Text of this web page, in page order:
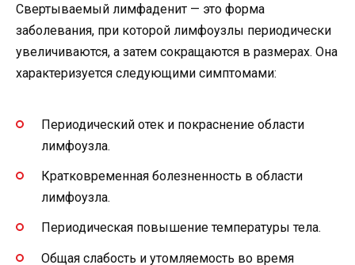
Свертываемый лимфаденит — это форма
заболевания, при которой лимфоузлы периодически
увеличиваются, а затем сокращаются в размерах. Она
характеризуется следующими симптомами:
Периодический отек и покраснение области
лимфоузла.
Кратковременная болезненность в области
лимфоузла.
Периодическая повышение температуры тела.
Общая слабость и утомляемость во время